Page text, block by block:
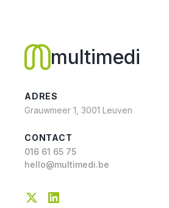
multimedi
ADRES
Grauwmeer 1, 3001 Leuven
CONTACT
016 61 65 75
hello@multimedi.be